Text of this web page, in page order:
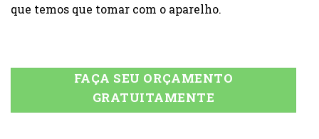
que temos que tomar com o aparelho.
FAÇA SEU ORÇAMENTO
GRATUITAMENTE